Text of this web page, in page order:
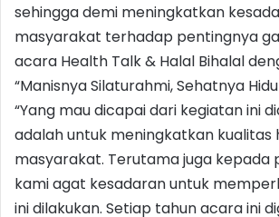
sehingga demi meningkatkan
masyarakat terhadap pentingnya
acara Health Talk & Halal Bihalal
“Manisnya Silaturahmi, Sehatnya
“Yang mau dicapai dari kegiatan ini
adalah untuk meningkatkan kualitas
masyarakat. Terutama juga kepada
kami agat kesadaran untuk
ini dilakukan. Setiap tahun acara ini